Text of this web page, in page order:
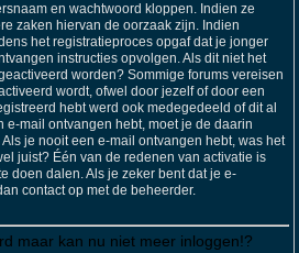
en wachtwoord kloppen. Indien ze
zaken hiervan de oorzaak zijn. Indien
het registratieproces opgaf dat je jonger
instructies opvolgen. Als dit niet het
worden? Sommige forums vereisen
wordt, ofwel door jezelf of door een
hebt werd ook medegedeeld of dit al
e-mail ontvangen hebt, moet je de daarin
je nooit een e-mail ontvangen hebt, was het
juist? Één van de redenen van activatie is
doen dalen. Als je zeker bent dat je e-
contact op met de beheerder.
maar kan nu niet meer inloggen!?